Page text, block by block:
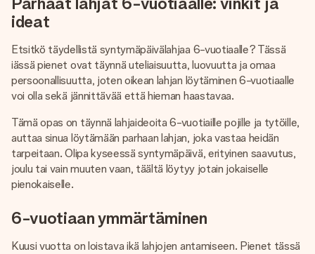
nopeammin kuin ehdit sanoa “yllätys!”
ideat
Etsitkö täydellistä syntymäpäivälahjaa 6-vuotiaalle? Tässä
iässä pienet ovat täynnä uteliaisuutta, luovuutta ja omaa
persoonallisuutta, joten oikean lahjan löytäminen 6-vuotiaalle
voi olla sekä jännittävää että hieman haastavaa.
Tämä opas on täynnä lahjaideoita 6-vuotiaille pojille ja tytöille,
auttaa sinua löytämään parhaan lahjan, joka vastaa heidän
tarpeitaan. Olipa kyseessä syntymäpäivä, erityinen saavutus,
joulu tai vain muuten vaan, täältä löytyy jotain jokaiselle
pienokaiselle.
6-vuotiaan ymmärtäminen
Kuusi vuotta on loistava ikä lahjojen antamiseen. Pienet tässä